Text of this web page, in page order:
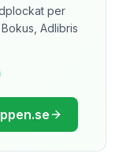
per
Adlibris